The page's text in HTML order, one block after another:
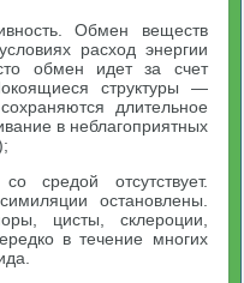
Обмен веществ
расход энергии
обмен идет за счет
структуры —
длительное
в неблагоприятных
средой отсутствует.
остановлены.
цисты, склероции,
в течение многих